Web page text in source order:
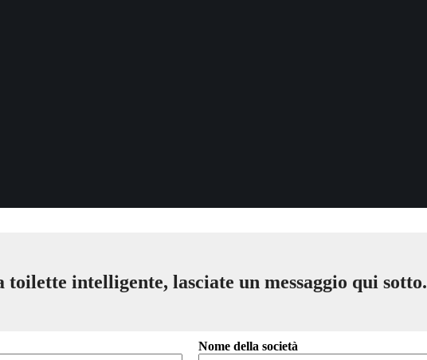
toilette intelligente, lasciate un messaggio qui sotto.
Nome della società